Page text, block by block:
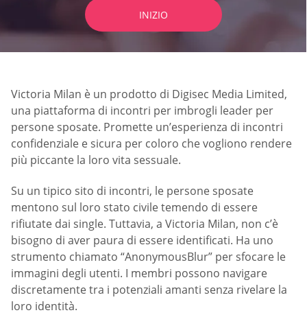
INIZIO
Victoria Milan è un prodotto di Digisec Media Limited,
una piattaforma di incontri per imbrogli leader per
persone sposate. Promette un’esperienza di incontri
confidenziale e sicura per coloro che vogliono rendere
più piccante la loro vita sessuale.
Su un tipico sito di incontri, le persone sposate
mentono sul loro stato civile temendo di essere
rifiutate dai single. Tuttavia, a Victoria Milan, non c’è
bisogno di aver paura di essere identificati. Ha uno
strumento chiamato “AnonymousBlur” per sfocare le
immagini degli utenti. I membri possono navigare
discretamente tra i potenziali amanti senza rivelare la
loro identità.